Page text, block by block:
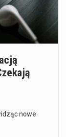
Co to jest cyberbezpieczeństwo w sieci? Cyberbezpieczeństwo w Internecie stanowi istotny element ochrony systemów informacyjnych. Jego zasadniczym celem jest zabezpieczenie przed różnorodnymi cyberzagrożeniami oraz ryzykiem,…
Czym były starożytne igrzyska olimpijskie w Grecji? Starożytne igrzyska olimpijskie odgrywały kluczową rolę w dziejach Grecji. Co cztery lata, w pięknej Olimpii, odbywały się te…
Co to jest NATO? NATO, czyli Organizacja Traktatu Północnoatlantyckiego, to międzynarodowy sojusz wojskowy, który powstał 4 kwietnia 1949 roku. Jego głównym celem jest zapewnienie wolności…
Co charakteryzuje wojnę na Ukrainie w 2026 roku? W 2026 roku wojna na Ukrainie trwa już pięć lat, a jej przebieg charakteryzuje się intensywnymi działaniami…
nowe